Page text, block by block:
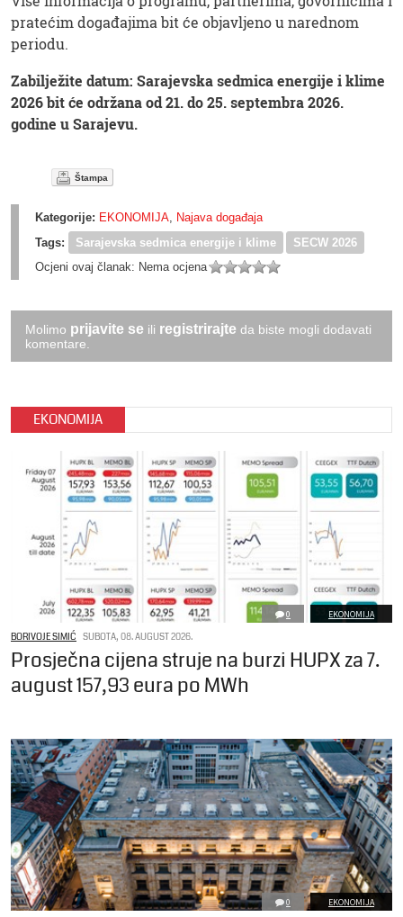
pratećim događajima bit će objavljeno u narednom
periodu.
Zabilježite datum: Sarajevska sedmica energije i klime
2026 bit će održana od 21. do 25. septembra 2026.
godine u Sarajevu.
Štampa
Kategorije: EKONOMIJA, Najava događaja
Tags:
Sarajevska sedmica energije i klime
SECW 2026
Ocjeni ovaj članak: Nema ocjena
Molimo prijavite se ili registrirajte da biste mogli dodavati
komentare.
EKONOMIJA
0 EKONOMIJA
BORIVOJE SIMIĆ SUBOTA, 08. AUGUST 2026.
Prosječna cijena struje na burzi HUPX za 7.
august 157,93 eura po MWh
0 EKONOMIJA